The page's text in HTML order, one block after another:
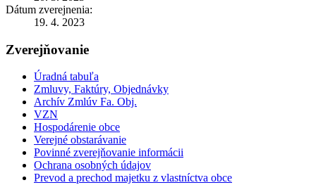
Dátum zverejnenia:
19. 4. 2023
Zverejňovanie
Úradná tabuľa
Zmluvy, Faktúry, Objednávky
Archív Zmlúv Fa. Obj.
VZN
Hospodárenie obce
Verejné obstarávanie
Povinné zverejňovanie informácii
Ochrana osobných údajov
Prevod a prechod majetku z vlastníctva obce